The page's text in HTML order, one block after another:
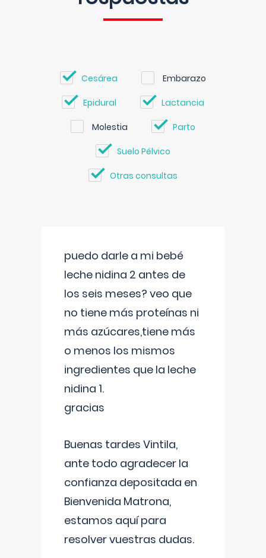
Cesárea Embarazo
Epidural Lactancia
Molestia Parto
Suelo Pélvico
Otras consultas
puedo darle a mi bebé
leche nidina 2 antes de
los seis meses? veo que
no tiene más proteínas ni
más azúcares,tiene más
o menos los mismos
ingredientes que la leche
nidina 1.
gracias
Buenas tardes Vintila,
ante todo agradecer la
confianza depositada en
Bienvenida Matrona,
estamos aquí para
resolver vuestras dudas.